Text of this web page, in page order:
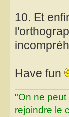
10. Et
Have fun
"On ne peut
rejoindre le